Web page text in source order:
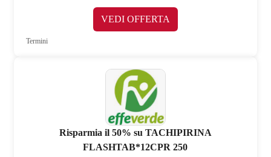
VEDI OFFERTA
Termini
Risparmia il 50% su TACHIPIRINA
FLASHTAB*12CPR 250